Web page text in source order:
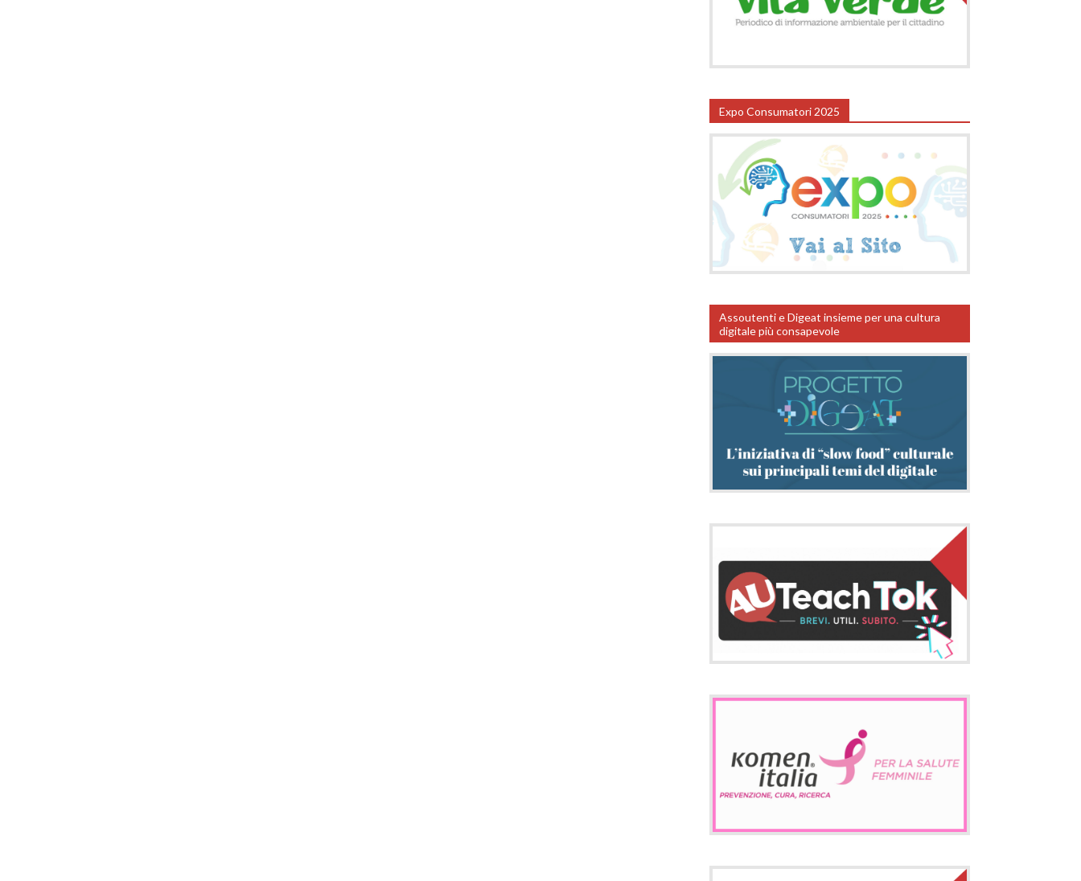
Expo Consumatori 2025
Assoutenti e Digeat insieme per una cultura
digitale più consapevole